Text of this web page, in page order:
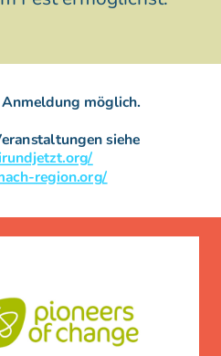
möglich.
siehe
region.org/